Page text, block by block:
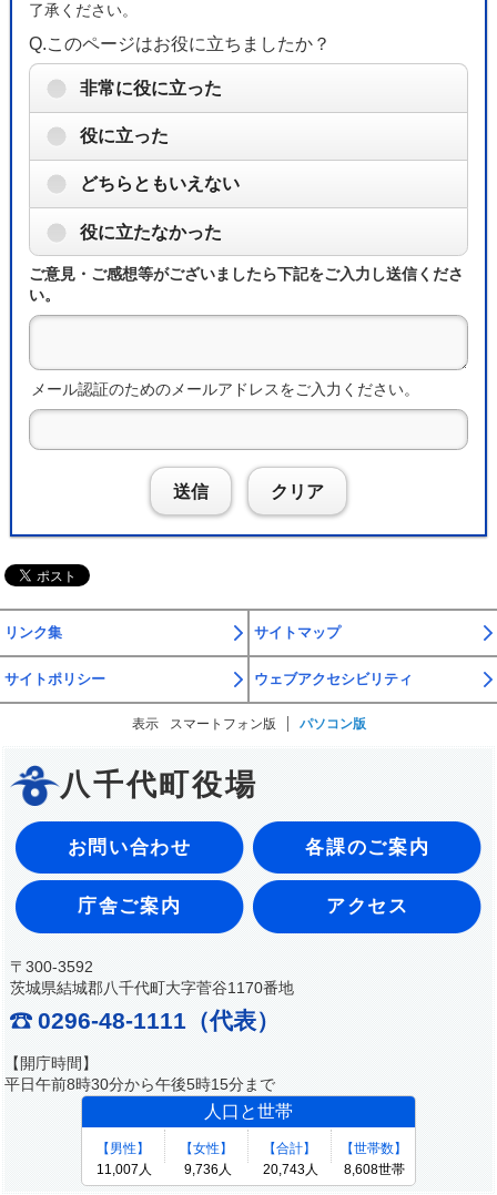
了承ください。
Q.このページはお役に立ちましたか？
非常に役に立った
役に立った
どちらともいえない
役に立たなかった
ご意見・ご感想等がございましたら下記をご入力し送信くださ
い。
メール認証のためのメールアドレスをご入力ください。
送信 クリア
リンク集 サイトマップ
サイトポリシー ウェブアクセシビリティ
表示 スマートフォン版 パソコン版
八千代町役場
お問い合わせ 各課のご案内
庁舎ご案内 アクセス
〒300-3592
茨城県結城郡八千代町大字菅谷1170番地
0296-48-1111（代表）
【開庁時間】
平日午前8時30分から午後5時15分まで